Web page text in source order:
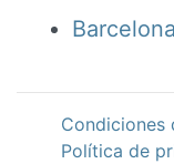
Condiciones
Política de